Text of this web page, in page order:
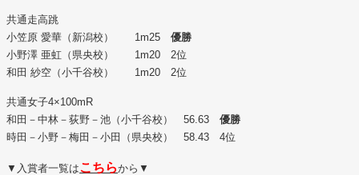
共通走高跳
小笠原 愛華（新潟校） 1m25 優勝
小野澤 亜虹（県央校） 1m20 2位
和田 紗空（小千谷校） 1m20 2位
共通女子4×100mR
和田－中林－荻野－池（小千谷校） 56.63 優勝
時田－小野－梅田－小田（県央校） 58.43 4位
▼入賞者一覧はこちらから▼